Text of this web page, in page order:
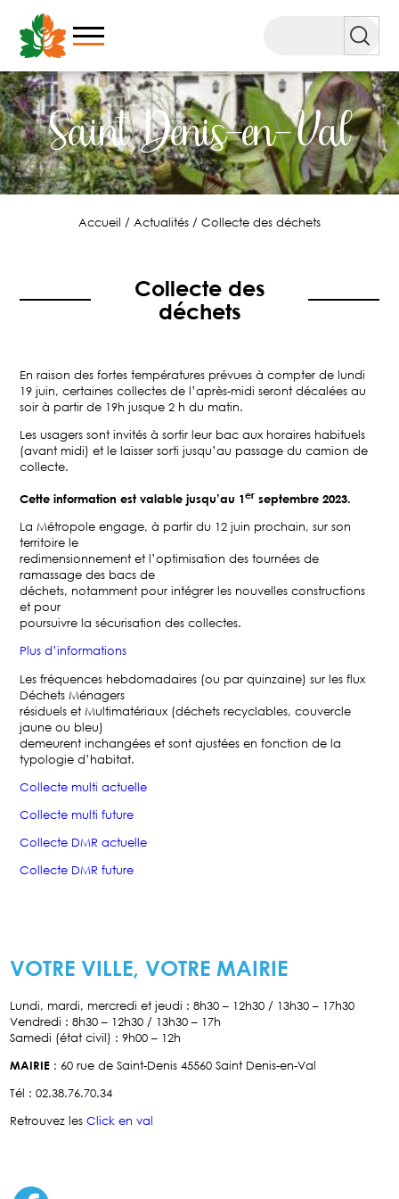
contenu
Saint Denis-en-Val
Accueil / Actualités / Collecte des déchets
Collecte des
déchets
En raison des fortes températures prévues à compter de lundi
19 juin, certaines collectes de l’après-midi seront décalées au
soir à partir de 19h jusque 2 h du matin.
Les usagers sont invités à sortir leur bac aux horaires habituels
(avant midi) et le laisser sorti jusqu’au passage du camion de
collecte.
Cette information est valable jusqu’au 1er septembre 2023.
La Métropole engage, à partir du 12 juin prochain, sur son
territoire le
redimensionnement et l’optimisation des tournées de
ramassage des bacs de
déchets, notamment pour intégrer les nouvelles constructions
et pour
poursuivre la sécurisation des collectes.
Plus d’informations
Les fréquences hebdomadaires (ou par quinzaine) sur les flux
Déchets Ménagers
résiduels et Multimatériaux (déchets recyclables, couvercle
jaune ou bleu)
demeurent inchangées et sont ajustées en fonction de la
typologie d’habitat.
Collecte multi actuelle
Collecte multi future
Collecte DMR actuelle
Collecte DMR future
VOTRE VILLE, VOTRE MAIRIE
Lundi, mardi, mercredi et jeudi : 8h30 – 12h30 / 13h30 – 17h30
Vendredi : 8h30 – 12h30 / 13h30 – 17h
Samedi (état civil) : 9h00 – 12h
MAIRIE : 60 rue de Saint-Denis 45560 Saint Denis-en-Val
Tél : 02.38.76.70.34
Retrouvez les Click en val